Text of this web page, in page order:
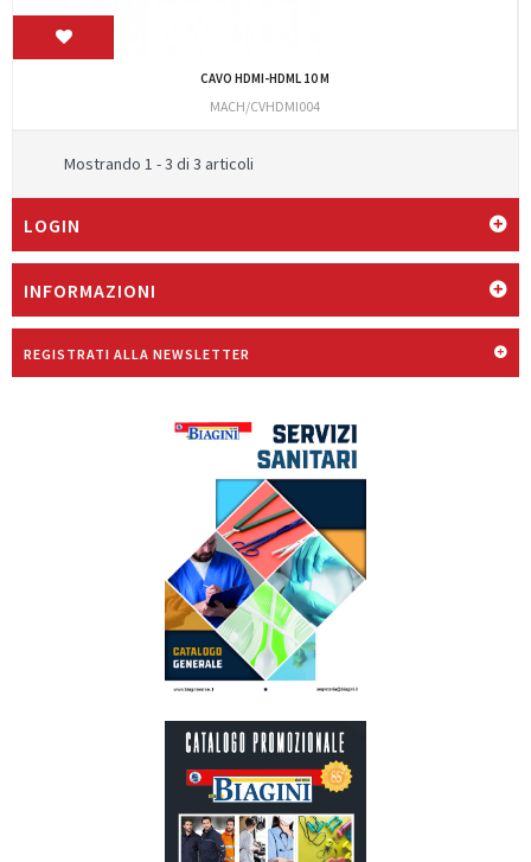
CAVO HDMI-HDML 10 M
MACH/CVHDMI004
Mostrando 1 - 3 di 3 articoli
LOGIN
INFORMAZIONI
REGISTRATI ALLA NEWSLETTER